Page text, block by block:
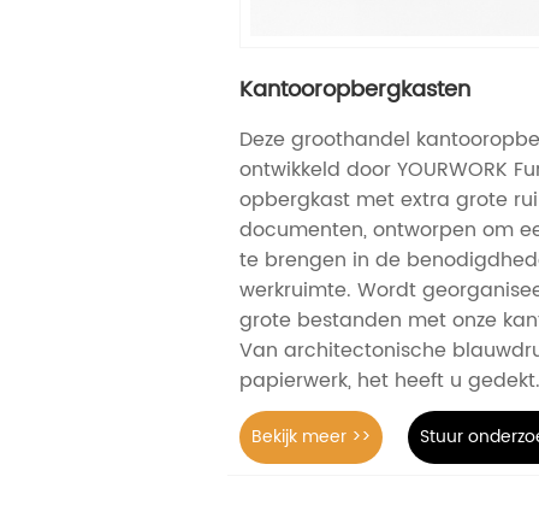
Kantooropbergkasten
Deze groothandel
ontwikkeld door YOURWORK
opbergkast met extra grote
documenten, ontworpen om
te brengen in de
werkruimte. Wordt
grote bestanden met onze
Van architectonische
papierwerk, het heeft u
Bekijk meer >> Stuur